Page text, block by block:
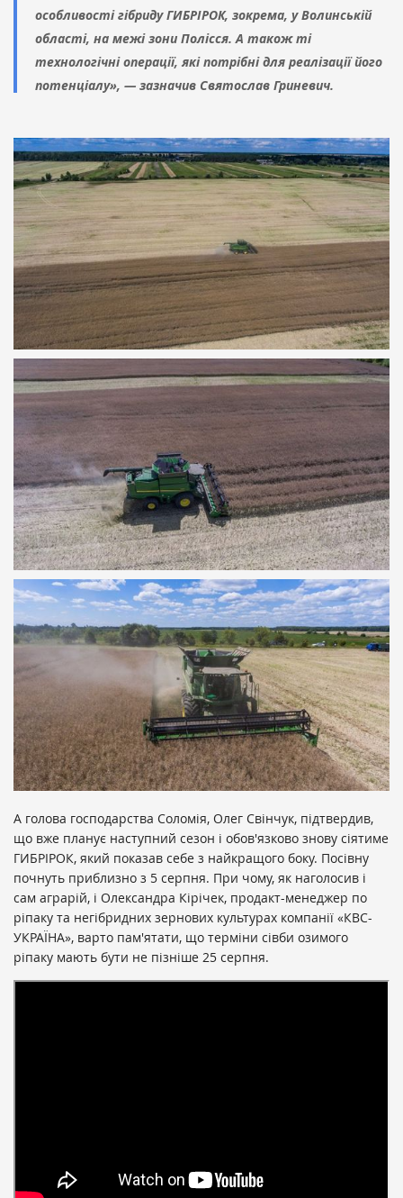
особливості гібриду ГИБРІРОК, зокрема, у Волинській
області, на межі зони Полісся. А також ті
технологічні операції, які потрібні для реалізації його
потенціалу», — зазначив Святослав Гриневич.
А голова господарства Соломія, Олег Свінчук, підтвердив,
що вже планує наступний сезон і обов'язково знову сіятиме
ГИБРІРОК, який показав себе з найкращого боку. Посівну
почнуть приблизно з 5 серпня. При чому, як наголосив і
сам аграрій, і Олександра Кірічек, продакт-менеджер по
ріпаку та негібридних зернових культурах компанії «КВС-
УКРАЇНА», варто пам'ятати, що терміни сівби озимого
ріпаку мають бути не пізніше 25 серпня.